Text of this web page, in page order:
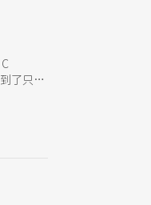
了只剩
舞蹈：
際間
妻與